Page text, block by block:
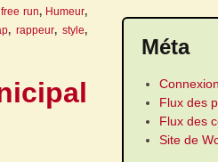
free run, Humeur,
,rappeur,style,
Méta
Connexion
Flux des
Flux des
Site de